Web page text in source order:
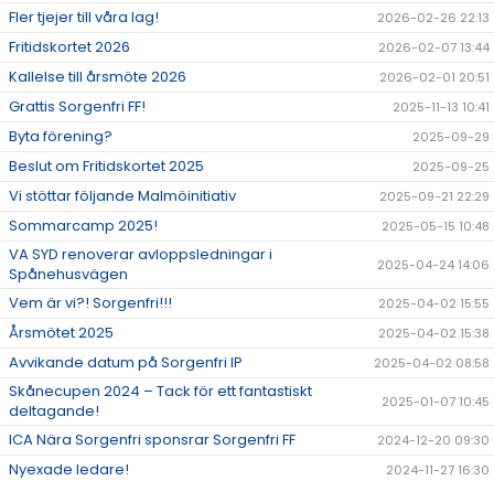
Fler tjejer till våra lag! 2026-02-26 22:13
Fritidskortet 2026 2026-02-07 13:44
Kallelse till årsmöte 2026 2026-02-01 20:51
Grattis Sorgenfri FF! 2025-11-13 10:41
Byta förening? 2025-09-29
Beslut om Fritidskortet 2025 2025-09-25
Vi stöttar följande Malmöinitiativ 2025-09-21 22:29
Sommarcamp 2025! 2025-05-15 10:48
VA SYD renoverar avloppsledningar i
Spånehusvägen
2025-04-24 14:06
Vem är vi?! Sorgenfri!!! 2025-04-02 15:55
Årsmötet 2025 2025-04-02 15:38
Avvikande datum på Sorgenfri IP 2025-04-02 08:58
Skånecupen 2024 – Tack för ett fantastiskt
deltagande!
2025-01-07 10:45
ICA Nära Sorgenfri sponsrar Sorgenfri FF 2024-12-20 09:30
Nyexade ledare! 2024-11-27 16:30